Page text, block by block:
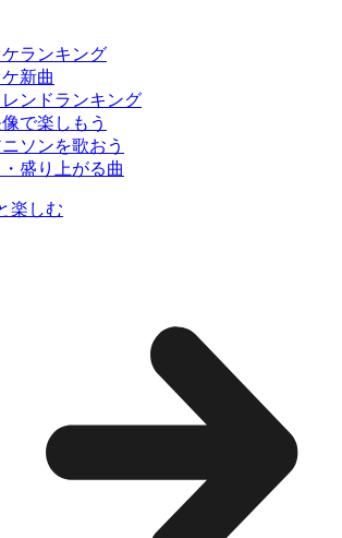
ランキング
新曲
ンドランキング
で楽しもう
ソンを歌おう
盛り上がる曲
楽しむ